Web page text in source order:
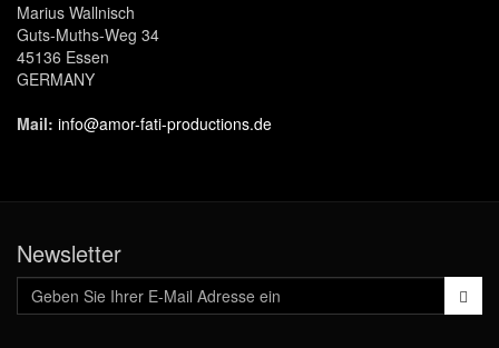
Marius Wallnisch
Guts-Muths-Weg 34
45136 Essen
GERMANY
Mail: info@amor-fati-productions.de
Newsletter